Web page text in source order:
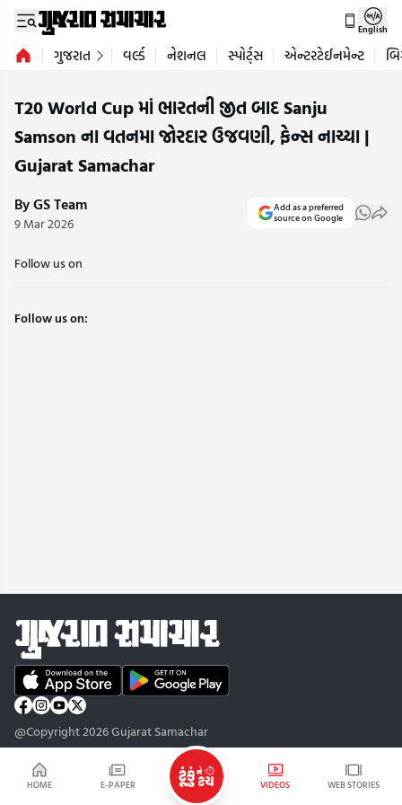
HOME E-PAPER VIDEOS WEB STORIES
English
ગુજરાત વર્લ્ડ નેશનલ સ્પોર્ટ્સ એન્ટરટેઈનમેન્ટ
T20 World Cup માં ભારતની જીત બાદ Sanju
Samson ના વતનમા જોરદાર ઉજવણી, ફેન્સ નાચ્યા |
Gujarat Samachar
By GS Team
9 Mar 2026
Add as a preferred
source on Google
Follow us on
Follow us on:
@Copyright 2026 Gujarat Samachar